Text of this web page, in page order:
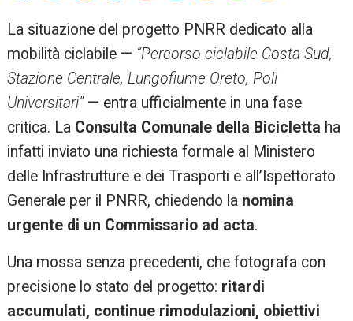
re
La situazione del progetto PNRR dedicato alla
mobilità ciclabile — “Percorso ciclabile Costa Sud,
Stazione Centrale, Lungofiume Oreto, Poli
Universitari”— entra ufficialmente in una fase
critica. La Consulta Comunale della Bicicletta ha
infatti inviato una richiesta formale al Ministero
delle Infrastrutture e dei Trasporti e all’Ispettorato
Generale per il PNRR, chiedendo la nomina
urgente di un Commissario ad acta.
Una mossa senza precedenti, che fotografa con
precisione lo stato del progetto: ritardi
accumulati, continue rimodulazioni, obiettivi